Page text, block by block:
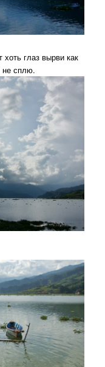
глаз вырви как
не сплю.